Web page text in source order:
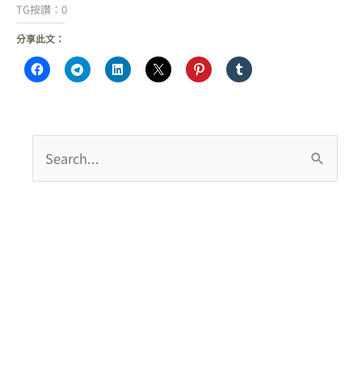
TG按讚：0
分享此文：